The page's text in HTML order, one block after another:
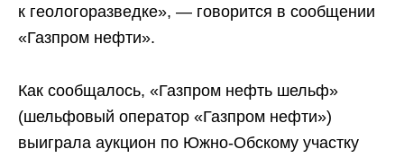
к геологоразведке», — говорится в сообщении
«Газпром нефти».
Как сообщалось, «Газпром нефть шельф»
(шельфовый оператор «Газпром нефти»)
выиграла аукцион по Южно-Обскому участку